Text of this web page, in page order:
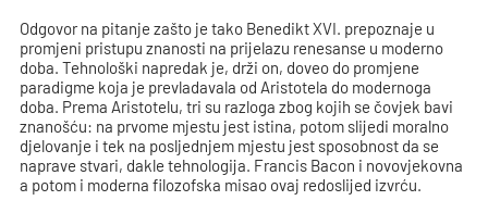
Odgovor na pitanje zašto je tako Benedikt XVI. prepoznaje u
promjeni pristupu znanosti na prijelazu renesanse u moderno
doba. Tehnološki napredak je, drži on, doveo do promjene
paradigme koja je prevladavala od Aristotela do modernoga
doba. Prema Aristotelu, tri su razloga zbog kojih se čovjek bavi
znanošću: na prvome mjestu jest istina, potom slijedi moralno
djelovanje i tek na posljednjem mjestu jest sposobnost da se
naprave stvari, dakle tehnologija. Francis Bacon i novovjekovna
a potom i moderna filozofska misao ovaj redoslijed izvrću.